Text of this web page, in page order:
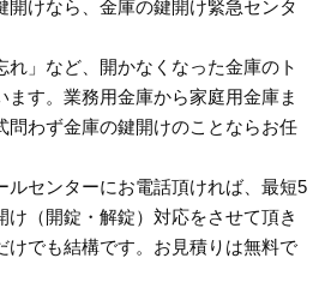
開けなら、金庫の鍵開け緊急センタ
れ」など、開かなくなった金庫のト
ます。業務用金庫から家庭用金庫ま
問わず金庫の鍵開けのことならお任
ルセンターにお電話頂ければ、最短5
（開錠・解錠）対応をさせて頂き
けでも結構です。お見積りは無料で